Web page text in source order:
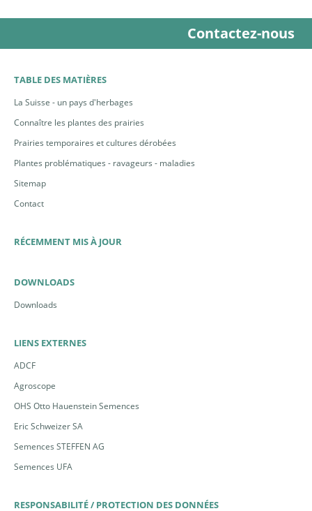
Contactez-nous
TABLE DES MATIÈRES
La Suisse - un pays d'herbages
Connaître les plantes des prairies
Prairies temporaires et cultures dérobées
Plantes problématiques - ravageurs - maladies
Sitemap
Contact
RÉCEMMENT MIS À JOUR
DOWNLOADS
Downloads
LIENS EXTERNES
ADCF
Agroscope
OHS Otto Hauenstein Semences
Eric Schweizer SA
Semences STEFFEN AG
Semences UFA
RESPONSABILITÉ / PROTECTION DES DONNÉES